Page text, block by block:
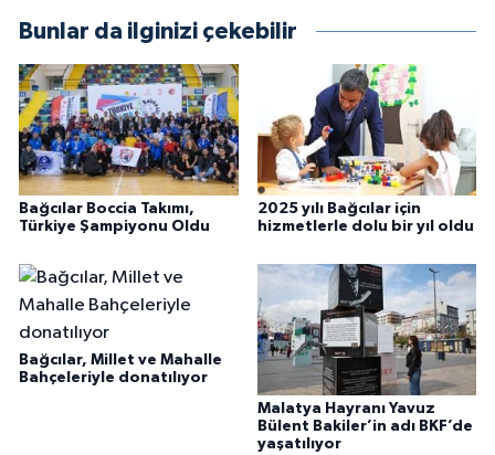
Bunlar da ilginizi çekebilir
Bağcılar Boccia Takımı,
Türkiye Şampiyonu Oldu
2025 yılı Bağcılar için
hizmetlerle dolu bir yıl oldu
Bağcılar, Millet ve Mahalle
Bahçeleriyle donatılıyor
Malatya Hayranı Yavuz
Bülent Bakiler’in adı BKF’de
yaşatılıyor